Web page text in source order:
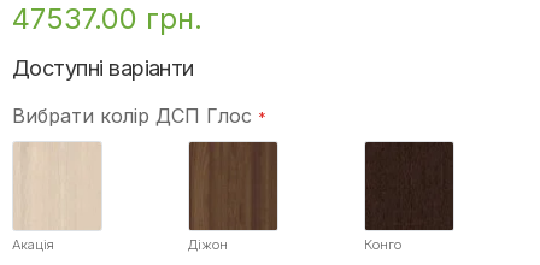
47537.00 грн.
Доступні варіанти
Вибрати колір ДСП Глос
Акація Діжон Конго